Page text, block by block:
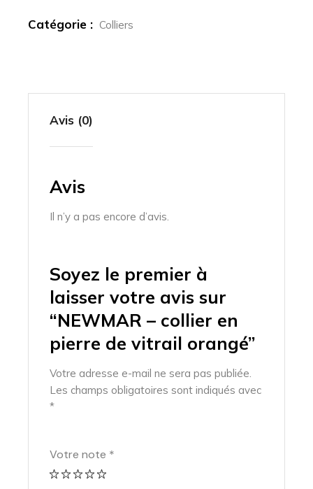
Catégorie : Colliers
Avis (0)
Avis
Il n’y a pas encore d’avis.
Soyez le premier à
laisser votre avis sur
“NEWMAR – collier en
pierre de vitrail orangé”
Votre adresse e-mail ne sera pas publiée.
Les champs obligatoires sont indiqués avec
*
Votre note *